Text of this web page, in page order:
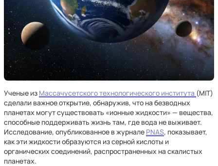
Ученые из Массачусетского технологического института (MIT)
сделали важное открытие, обнаружив, что на безводных
планетах могут существовать «ионные жидкости» — вещества,
способные поддерживать жизнь там, где вода не выживает.
Исследование, опубликованное в журнале PNAS, показывает,
как эти жидкости образуются из серной кислоты и
органических соединений, распространенных на скалистых
планетах.